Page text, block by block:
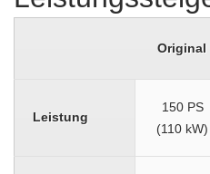
Original
Leistung
150 PS
(110 kW)